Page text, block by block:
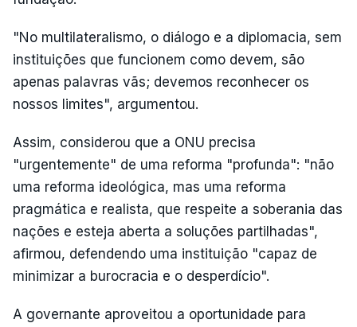
"No multilateralismo, o diálogo e a diplomacia, sem
instituições que funcionem como devem, são
apenas palavras vãs; devemos reconhecer os
nossos limites", argumentou.
Assim, considerou que a ONU precisa
"urgentemente" de uma reforma "profunda": "não
uma reforma ideológica, mas uma reforma
pragmática e realista, que respeite a soberania das
nações e esteja aberta a soluções partilhadas",
afirmou, defendendo uma instituição "capaz de
minimizar a burocracia e o desperdício".
A governante aproveitou a oportunidade para